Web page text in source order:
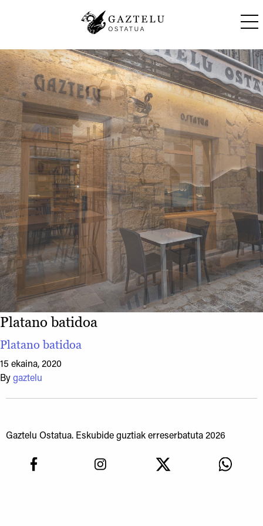
Platano batidoa
Platano batidoa
15 ekaina, 2020
By gaztelu
Gaztelu Ostatua. Eskubide guztiak erreserbatuta 2026